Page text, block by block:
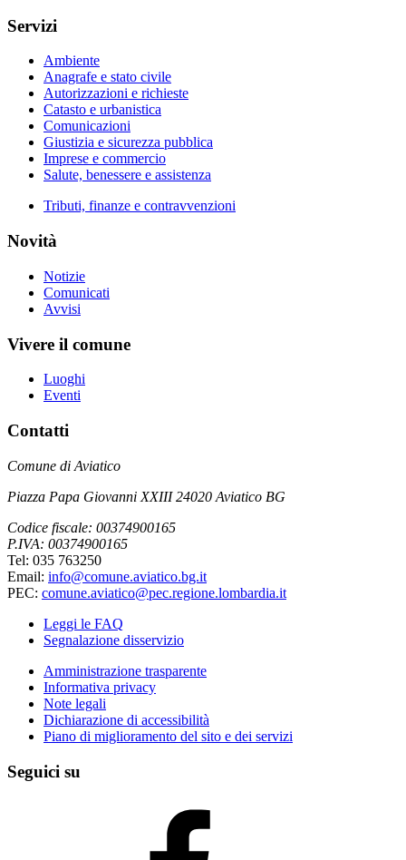
Servizi
Ambiente
Anagrafe e stato civile
Autorizzazioni e richieste
Catasto e urbanistica
Comunicazioni
Giustizia e sicurezza pubblica
Imprese e commercio
Salute, benessere e assistenza
Tributi, finanze e contravvenzioni
Novità
Notizie
Comunicati
Avvisi
Vivere il comune
Luoghi
Eventi
Contatti
Comune di Aviatico
Piazza Papa Giovanni XXIII 24020 Aviatico BG
Codice fiscale: 00374900165
P.IVA: 00374900165
Tel: 035 763250
Email: info@comune.aviatico.bg.it
PEC: comune.aviatico@pec.regione.lombardia.it
Leggi le FAQ
Segnalazione disservizio
Amministrazione trasparente
Informativa privacy
Note legali
Dichiarazione di accessibilità
Piano di miglioramento del sito e dei servizi
Seguici su